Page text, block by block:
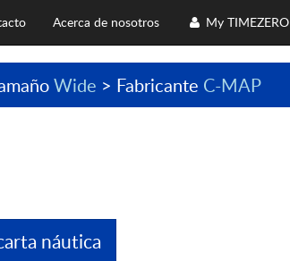
My TIMEZERO
Acerca de nosotros
Wide > Fabricante C-MAP
náutica